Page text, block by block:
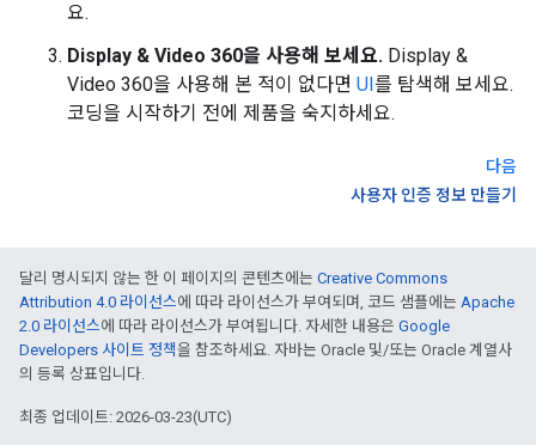
요.
Display & Video 360을 사용해 보세요. Display &
Video 360을 사용해 본 적이 없다면 UI를 탐색해 보세요.
코딩을 시작하기 전에 제품을 숙지하세요.
다음
사용자 인증 정보 만들기
달리 명시되지 않는 한 이 페이지의 콘텐츠에는 Creative Commons
Attribution 4.0 라이선스에 따라 라이선스가 부여되며, 코드 샘플에는 Apache
2.0 라이선스에 따라 라이선스가 부여됩니다. 자세한 내용은 Google
Developers 사이트 정책을 참조하세요. 자바는 Oracle 및/또는 Oracle 계열사
의 등록 상표입니다.
최종 업데이트: 2026-03-23(UTC)